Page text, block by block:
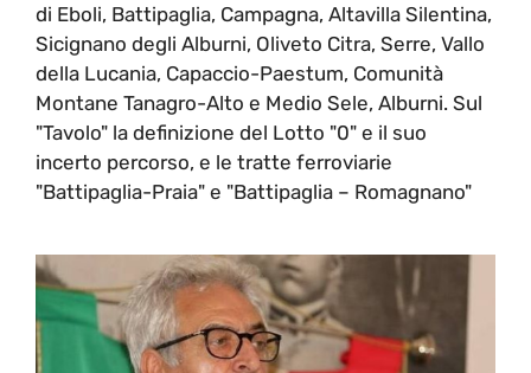
di Eboli, Battipaglia, Campagna, Altavilla Silentina,
Sicignano degli Alburni, Oliveto Citra, Serre, Vallo
della Lucania, Capaccio-Paestum, Comunità
Montane Tanagro-Alto e Medio Sele, Alburni. Sul
"Tavolo" la definizione del Lotto "0" e il suo
incerto percorso, e le tratte ferroviarie
"Battipaglia-Praia" e "Battipaglia – Romagnano"